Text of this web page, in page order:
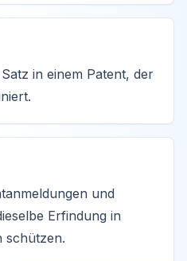
in einem Patent, der
und
Erfindung in
schützen.